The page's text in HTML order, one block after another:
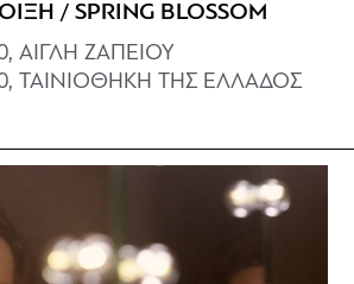
/ SPRING BLOSSOM
ΑΙΓΛΗ ΖΑΠΕΙΟΥ
ΤΑΙΝΙΟΘΗΚΗ ΤΗΣ ΕΛΛΑΔΟΣ